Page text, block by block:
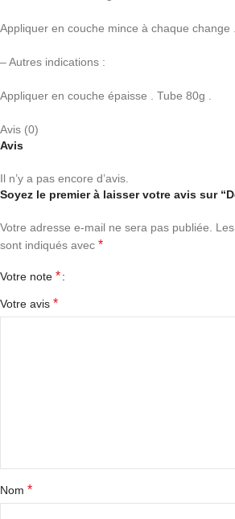
Appliquer en couche mince à chaque change .
– Autres indications :
Appliquer en couche épaisse . Tube 80g .
Avis (0)
Avis
Il n’y a pas encore d’avis.
Soyez le premier à laisser votre avis sur
Votre adresse e-mail ne sera pas publiée.
sont indiqués avec *
Votre note *
Votre avis *
Nom *